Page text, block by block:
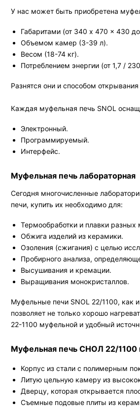
У нас может быть приобретена
Габаритами (от 340 x 470 x 430
Объемом камер (3-39 л).
Весом (18-74 кг).
Потреблением энергии (от 1,7 /
Разнятся они и способом
Каждая муфельная печь SNOL
Электронный.
Программируемый.
Интерфейс.
Муфельная печь лабораторная
Сегодня многочисленные
печи, купить их необходимо для:
Термообработки и плавки разных
Обжига изделий из керамики.
Озоления (сжигания) с целью
Пробирного анализа,
Высушивания и кремации.
Выращивания монокристаллов.
Муфельные печи SNOL 22/1100, как
позволяет не только хорошо
22-1100 муфельной и удобный
Муфельная печь СНОЛ 22/1100
Корпус из стали с полимерным
Литую цельную камеру из
Дверцу, которая открывается
Съемные подовые плиты из